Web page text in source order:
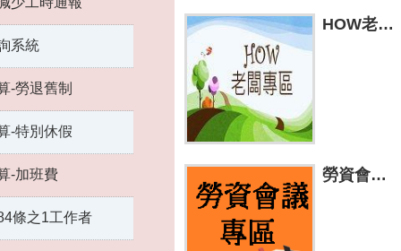
系統
-勞退舊制
-特別休假
-加班費
條之1工作者
HOW老闆專區
勞資會議專區